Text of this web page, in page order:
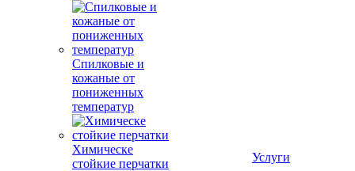
Спилковые и
кожаные от
пониженных
температур
Химическе
стойкие перчатки
Услуги